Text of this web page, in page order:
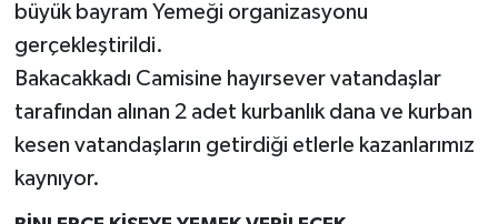
büyük bayram Yemeği organizasyonu
gerçekleştirildi.
Bakacakkadı Camisine hayırsever vatandaşlar
tarafından alınan 2 adet kurbanlık dana ve kurban
kesen vatandaşların getirdiği etlerle kazanlarımız
kaynıyor.